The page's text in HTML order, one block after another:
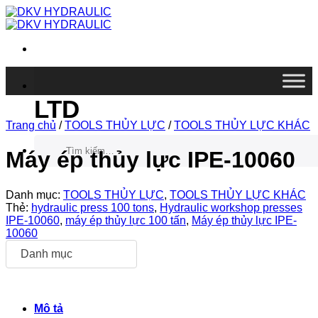
Chuyển
đến
dung
LTD
kiếm:
Trang chủ / TOOLS THỦY LỰC / TOOLS THỦY LỰC KHÁC
Máy ép thủy lực IPE-10060
Danh mục: TOOLS THỦY LỰC, TOOLS THỦY LỰC KHÁC
Thẻ: hydraulic press 100 tons, Hydraulic workshop presses
IPE-10060, máy ép thủy lực 100 tấn, Máy ép thủy lực IPE-
10060
Danh mục
Mô tả